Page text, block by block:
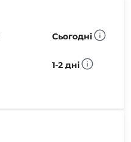
Сьогодні
1-2 дні